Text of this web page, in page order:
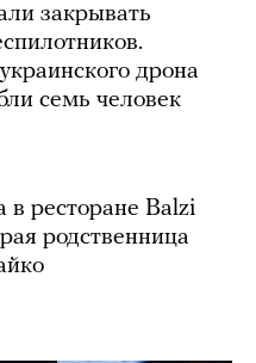
закрывать
дрона
семь человек
в ресторане Balzi
родственница